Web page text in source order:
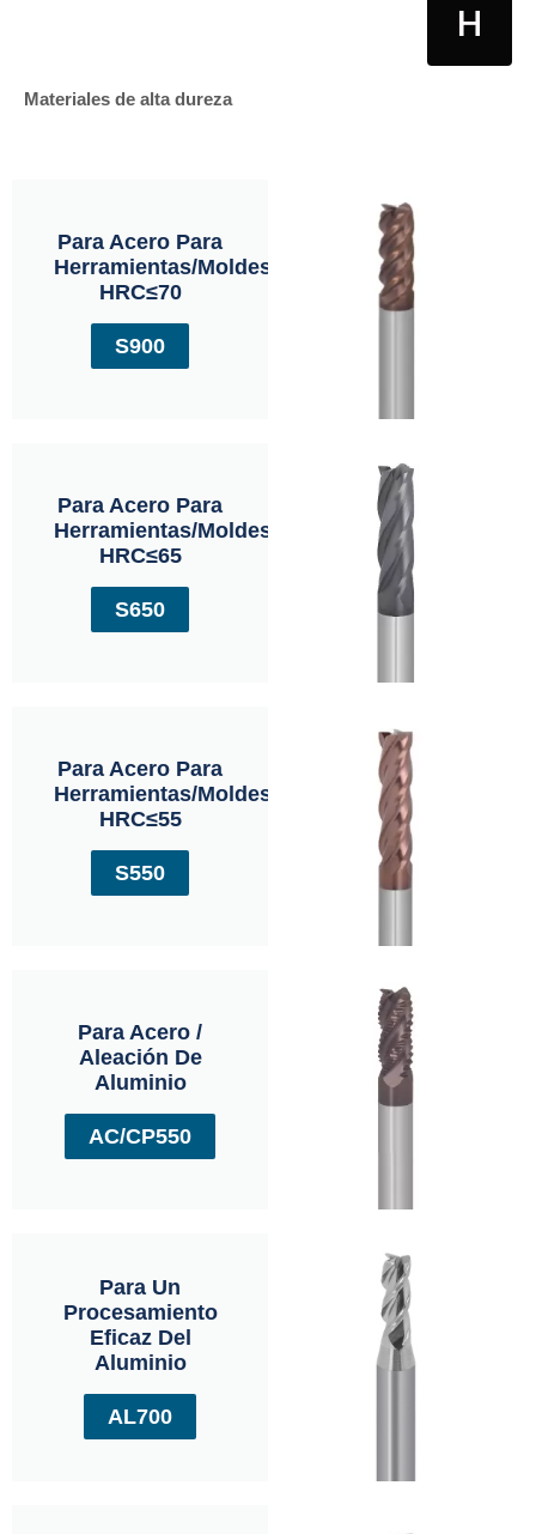
H
Materiales de alta dureza
Para Acero Para
Herramientas/moldes
HRC≤70
S900
Para Acero Para
Herramientas/moldes
HRC≤65
S650
Para Acero Para
Herramientas/moldes
HRC≤55
S550
Para Acero /
Aleación De
Aluminio
AC/CP550
Para Un
Procesamiento
Eficaz Del
Aluminio
AL700